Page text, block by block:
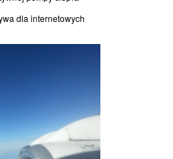
dla internetowych